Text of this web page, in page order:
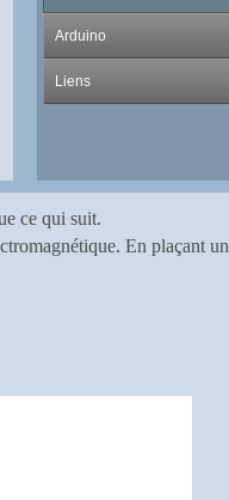
Arduino
Liens
ce qui suit.
En plaçant un